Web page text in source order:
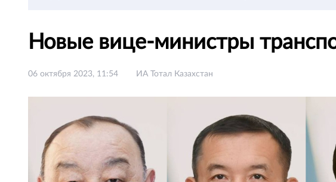
Новые вице-министры
06 октября 2023, 11:54 ИА Тотал Казахстан